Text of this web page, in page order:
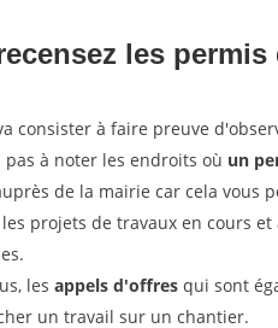
les permis
consister à faire preuve
à noter les endroits où un
de la mairie car cela vous
projets de travaux en cours et
les appels d'offres qui sont
un travail sur un chantier.